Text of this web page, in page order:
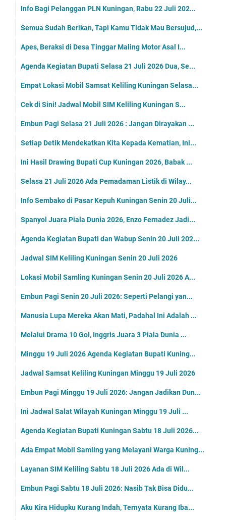
Info Bagi Pelanggan PLN Kuningan, Rabu 22 Juli 202...
Semua Sudah Berikan, Tapi Kamu Tidak Mau Bersujud,...
Apes, Beraksi di Desa Tinggar Maling Motor Asal I...
Agenda Kegiatan Bupati Selasa 21 Juli 2026 Dua, Se...
Empat Lokasi Mobil Samsat Keliling Kuningan Selasa...
Cek di Sini! Jadwal Mobil SIM Keliling Kuningan S...
Embun Pagi Selasa 21 Juli 2026 : Jangan Dirayakan ...
Setiap Detik Mendekatkan Kita Kepada Kematian, Ini...
Ini Hasil Drawing Bupati Cup Kuningan 2026, Babak ...
Selasa 21 Juli 2026 Ada Pemadaman Listik di Wilay...
Info Sembako di Pasar Kepuh Kuningan Senin 20 Juli...
Spanyol Juara Piala Dunia 2026, Enzo Fernadez Jadi...
Agenda Kegiatan Bupati dan Wabup Senin 20 Juli 202...
Jadwal SIM Keliling Kuningan Senin 20 Juli 2026
Lokasi Mobil Samling Kuningan Senin 20 Juli 2026 A...
Embun Pagi Senin 20 Juli 2026: Seperti Pelangi yan...
Manusia Lupa Mereka Akan Mati, Padahal Ini Adalah ...
Melalui Drama 10 Gol, Inggris Juara 3 Piala Dunia ...
Minggu 19 Juli 2026 Agenda Kegiatan Bupati Kuning...
Jadwal Samsat Keliling Kuningan Minggu 19 Juli 2026
Embun Pagi Minggu 19 Juli 2026: Jangan Jadikan Dun...
Ini Jadwal Salat Wilayah Kuningan Minggu 19 Juli ...
Agenda Kegiatan Bupati Kuningan Sabtu 18 Juli 2026...
Ada Empat Mobil Samling yang Melayani Warga Kuning...
Layanan SIM Keliling Sabtu 18 Juli 2026 Ada di Wil...
Embun Pagi Sabtu 18 Juli 2026: Nasib Tak Bisa Didu...
Aku Kira Hidupku Kurang Indah, Ternyata Kurang Iba...